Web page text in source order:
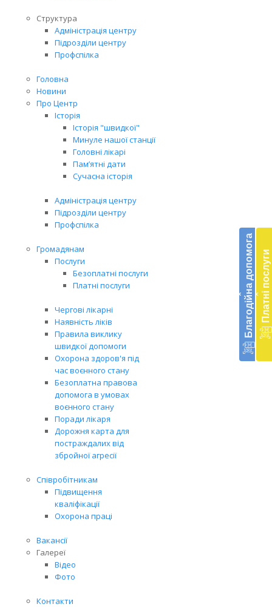
Структура
Адміністрація центру
Підрозділи центру
Профспілка
Головна
Новини
Про Центр
Історія
Історія "швидкої"
Минуле нашої станції
Головні лікарі
Пам’ятні дати
Сучасна історія
Адміністрація центру
Підрозділи центру
Профспілка
Громадянам
Послуги
Безоплатні послуги
Платні послуги
Чергові лікарні
Наявність ліків
Правила виклику
швидкої допомоги
Охорона здоров'я під
час воєнного стану
Безоплатна правова
допомога в умовах
воєнного стану
Поради лікаря
Дорожня карта для
постраждалих від
збройної агресії
Співробітникам
Підвищення
кваліфікації
Охорона праці
Вакансії
Галереї
Відео
Фото
Контакти
‹ Благодійна допомога ‹ Платні послуги